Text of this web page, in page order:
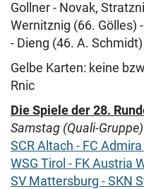
Gollner - Novak,
Wernitznig (66. Gölles)
- Dieng (46. A. Schmidt)
Gelbe Karten: keine
Rnic
Die Spiele der 28.
Samstag (Quali-Gruppe)
SCR Altach - FC
WSG Tirol - FK Austria
SV Mattersburg - SKN